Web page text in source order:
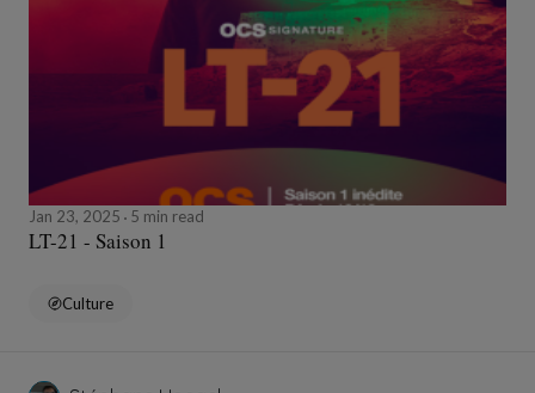
Jan 23, 2025 5 min read
LT-21 - Saison 1
Culture